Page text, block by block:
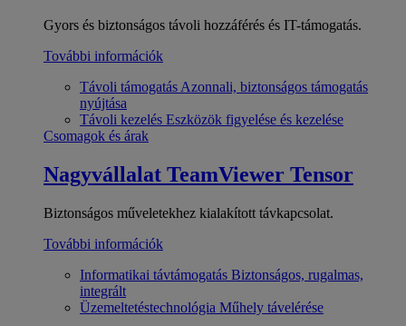
Gyors és biztonságos távoli hozzáférés és IT-támogatás.
További információk
Távoli támogatás Azonnali, biztonságos támogatás
nyújtása
Távoli kezelés Eszközök figyelése és kezelése
Csomagok és árak
Nagyvállalat TeamViewer Tensor
Biztonságos műveletekhez kialakított távkapcsolat.
További információk
Informatikai távtámogatás Biztonságos, rugalmas,
integrált
Üzemeltetéstechnológia Műhely távelérése